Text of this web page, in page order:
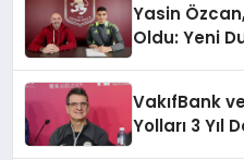
Yasin
Oldu: Yeni
VakıfBank
Yolları 3 Yıl